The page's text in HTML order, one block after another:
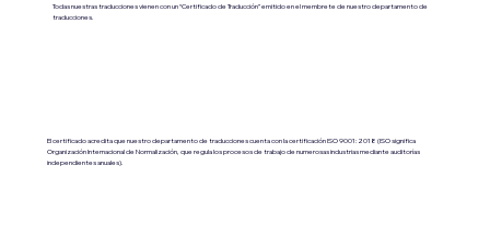
Todas nuestras traducciones vienen con un “Certificado de Traducción” emitido en el membrete de nuestro departamento de
traducciones.
El certificado acredita que nuestro departamento de traducciones cuenta con la certificación ISO 9001:2018 (ISO significa
Organización Internacional de Normalización, que regula los procesos de trabajo de numerosas industrias mediante auditorías
independientes anuales).